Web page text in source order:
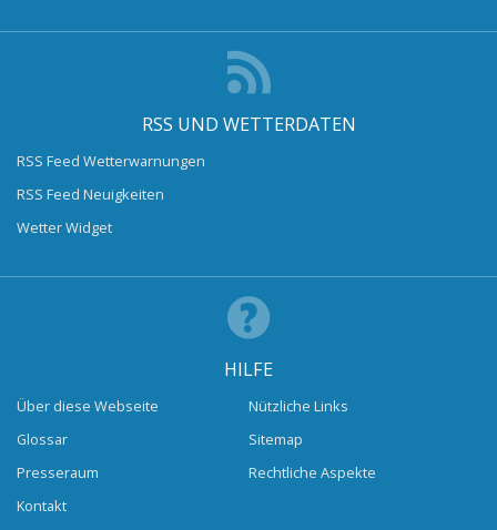
RSS UND WETTERDATEN
RSS Feed Wetterwarnungen
RSS Feed Neuigkeiten
Wetter Widget
HILFE
Über diese Webseite
Glossar
Presseraum
Kontakt
Nützliche Links
Sitemap
Rechtliche Aspekte